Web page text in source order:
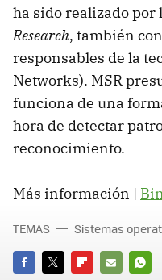
ha sido realizado por
Research, también
responsables de la
Networks). MSR
funciona de una
hora de detectar
reconocimiento.
Más información |
TEMAS Sistemas